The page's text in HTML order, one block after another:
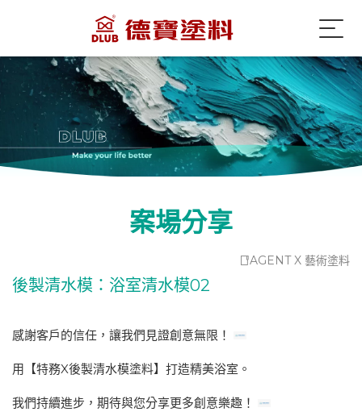
案場分享
AGENT X 藝術塗料
後製清水模：浴室清水模02
感謝客戶的信任，讓我們見證創意無限！
用【特務X後製清水模塗料】打造精美浴室。
我們持續進步，期待與您分享更多創意樂趣！